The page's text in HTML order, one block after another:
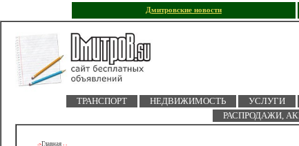
Дмитровские новости
ТРАНСПОРТ НЕДВИЖИМОСТЬ УСЛУГИ
РАСПРОДАЖИ,
->Главная - -